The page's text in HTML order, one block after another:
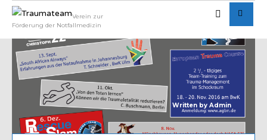
Verein zur
Förderung der Notfallmedizin
Written by Admin